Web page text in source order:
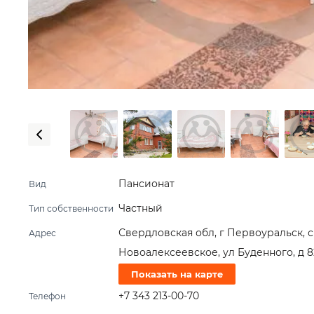
Вид Пансионат
Тип собственности Частный
Адрес
Свердловская обл, г Первоуральск, с
Новоалексеевское, ул Буденного, д
Показать на карте
Телефон +7 343 213-00-70